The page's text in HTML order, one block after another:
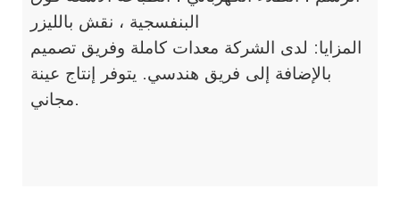
البنفسجية ، نقش بالليزر
المزايا: لدى الشركة معدات كاملة وفريق تصميم
بالإضافة إلى فريق هندسي. يتوفر إنتاج عينة
مجاني.